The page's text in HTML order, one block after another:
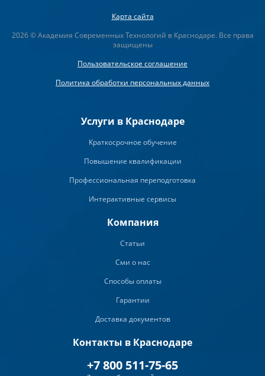
Карта сайта
2026 © Академия Современных Технологий в Краснодаре. Все права
защищены
Пользовательское соглашение
Политика обработки персональных данных
Услуги в Краснодаре
Краткосрочное обучение
Повышение квалификации
Профессиональная переподготовка
Интерактивные сервисы
Компания
Статьи
Сми о нас
Способы оплаты
Гарантии
Доставка документов
Контакты в Краснодаре
+7 800 511-75-65